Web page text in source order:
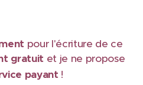
pour l'écriture de ce
gratuit et je ne propose
payant !